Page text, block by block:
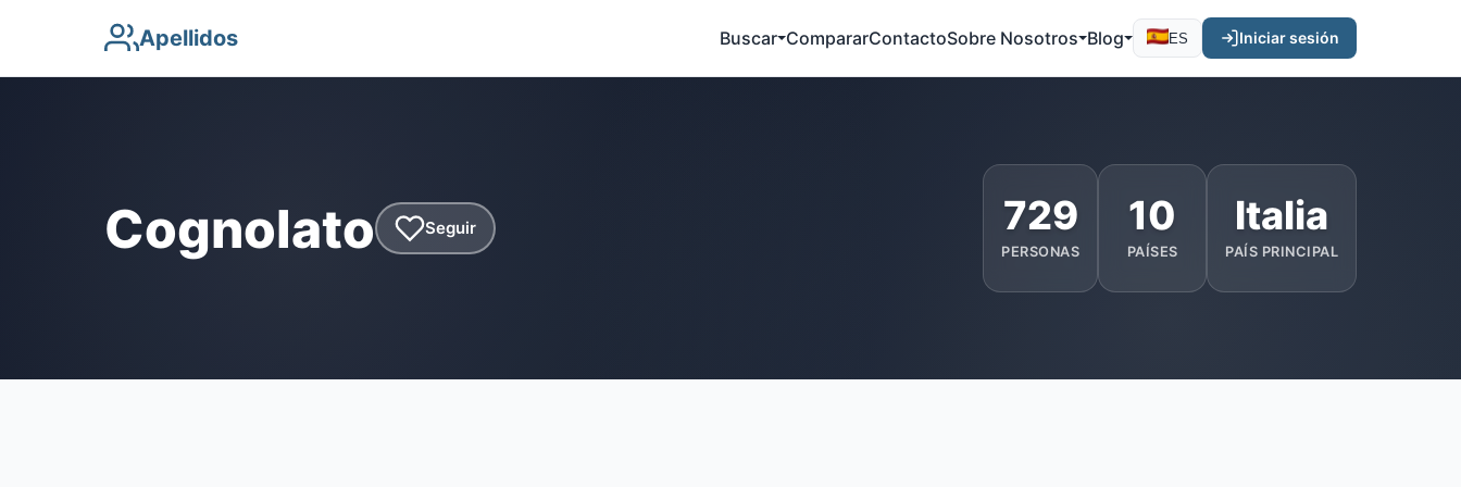
Apellidos Buscar CompararContactoSobre Nosotros Blog ES Iniciar sesión
Cognolato Seguir 729
PERSONAS
10
PAÍSES
Italia
PAÍS PRINCIPAL